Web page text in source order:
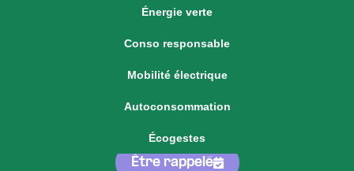
Énergie verte
Conso responsable
Mobilité électrique
Autoconsommation
Écogestes
Voir notre offre d'énergie fixe
05 54 65 62 00
Être rappelé